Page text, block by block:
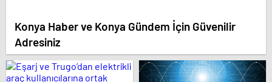
Konya Haber ve Konya Gündem İçin Güvenilir
Adresiniz